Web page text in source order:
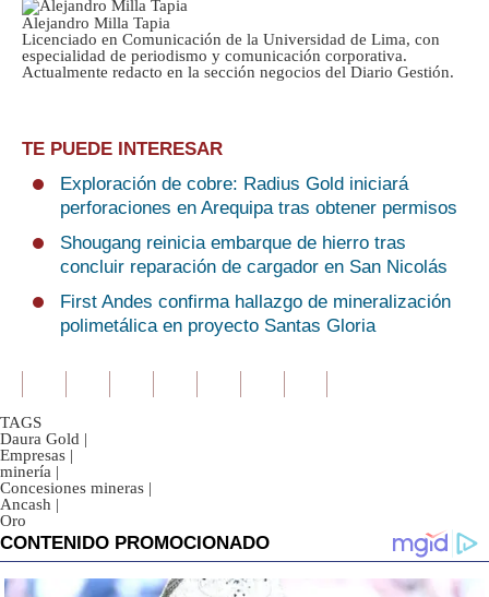
Alejandro Milla Tapia
Licenciado en Comunicación de la Universidad de Lima, con
especialidad de periodismo y comunicación corporativa.
Actualmente redacto en la sección negocios del Diario Gestión.
TE PUEDE INTERESAR
Exploración de cobre: Radius Gold iniciará
perforaciones en Arequipa tras obtener permisos
Shougang reinicia embarque de hierro tras
concluir reparación de cargador en San Nicolás
First Andes confirma hallazgo de mineralización
polimetálica en proyecto Santas Gloria
TAGS
Daura Gold |
Empresas |
minería |
Concesiones mineras |
Ancash |
Oro